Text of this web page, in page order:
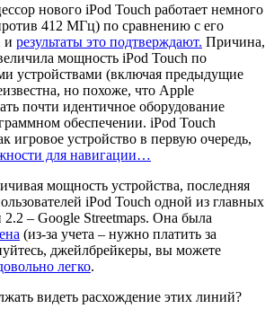
нового iPod Touch работает немного
412 МГц) по сравнению с его
и результаты это подтверждают. Причина,
мощность iPod Touch по
устройствами (включая предыдущие
но похоже, что Apple
почти идентичное оборудование
обеспечении. iPod Touch
игровое устройство в первую очередь,
для навигации…
мощность устройства, последняя
iPod Touch одной из главных
– Google Streetmaps. Она была
(из-за учета – нужно платить за
джейлбрейкеры, вы можете
легко.
видеть расхождение этих линий?